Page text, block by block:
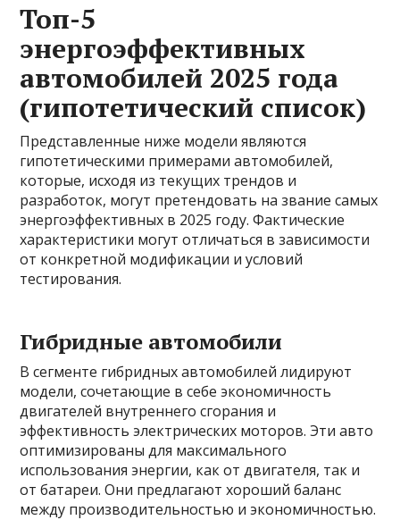
Топ-5
энергоэффективных
автомобилей 2025 года
(гипотетический список)
Представленные ниже модели являются
гипотетическими примерами автомобилей,
которые, исходя из текущих трендов и
разработок, могут претендовать на звание самых
энергоэффективных в 2025 году. Фактические
характеристики могут отличаться в зависимости
от конкретной модификации и условий
тестирования.
Гибридные автомобили
В сегменте гибридных автомобилей лидируют
модели, сочетающие в себе экономичность
двигателей внутреннего сгорания и
эффективность электрических моторов. Эти авто
оптимизированы для максимального
использования энергии, как от двигателя, так и
от батареи. Они предлагают хороший баланс
между производительностью и экономичностью.